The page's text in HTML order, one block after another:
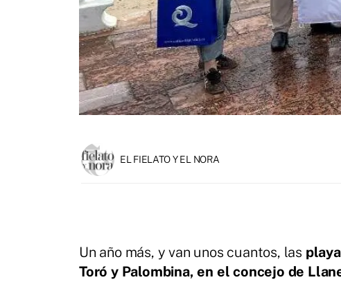
EL FIELATO Y EL NORA
Un año más, y van unos cuantos, las
Toró y Palombina, en el concejo de